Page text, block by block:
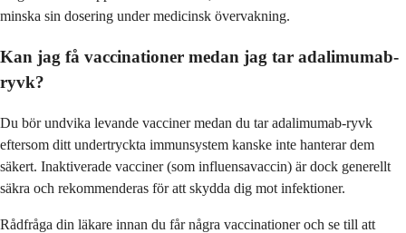
minska sin dosering under medicinsk övervakning.
Kan jag få vaccinationer medan jag tar adalimumab-
ryvk?
Du bör undvika levande vacciner medan du tar adalimumab-ryvk
eftersom ditt undertryckta immunsystem kanske inte hanterar dem
säkert. Inaktiverade vacciner (som influensavaccin) är dock generellt
säkra och rekommenderas för att skydda dig mot infektioner.
Rådfråga din läkare innan du får några vaccinationer och se till att